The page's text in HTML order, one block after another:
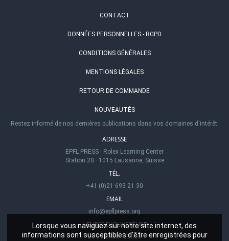
Lorsque vous naviguez sur notre site internet, des
informations sont susceptibles d'être enregistrées pour
CONTACT
DONNÉES PERSONNELLES - RGPD
CONDITIONS GÉNÉRALES
MENTIONS LÉGALES
RETOUR DE COMMANDE
NOUVEAUTÉS
Restez informé de nos dernières publications dans vos domaines d'intérêt.
ADRESSE
EPFL PRESS · Rolex Learning Center
Station 20 · 1015 Lausanne, Suisse
TÉL.
+41 (0)21 693 21 30
EMAIL
info@epflpress.org
HEURES D'OUVERTURE
Lu-Ve 8h00 - 17h00